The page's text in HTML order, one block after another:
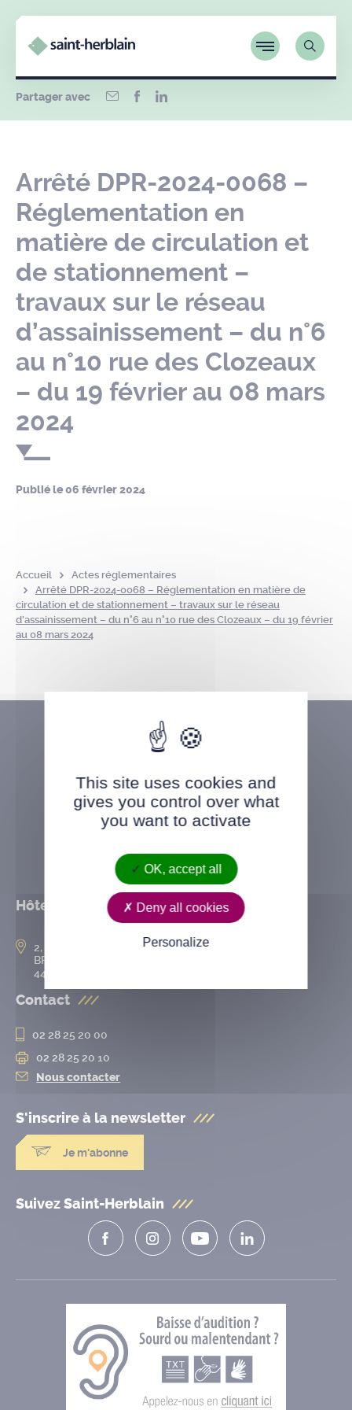
Partager avec
Arrêté DPR-2024-0068 –
Réglementation en
matière de circulation et
de stationnement –
travaux sur le réseau
d’assainissement – du n°6
au n°10 rue des Clozeaux
– du 19 février au 08 mars
2024
Publié le06 février 2024
Accueil
Actes réglementaires
Arrêté DPR-2024-0068 – Réglementation en matière de
circulation et de stationnement – travaux sur le réseau
d’assainissement – du n°6 au n°10 rue des Clozeaux – du 19 février
au 08 mars 2024
Hôtel de ville
2, rue de l’Hôtel-de-Ville
BP 50167
44802 Saint-Herblain cedex
Contact
02 28 25 20 00
02 28 25 20 10
Nous contacter
S'inscrire à la newsletter
Je m'abonne
Suivez Saint-Herblain
This site uses cookies and
gives you control over what
you want to activate
OK, accept all
Deny all cookies
Personalize